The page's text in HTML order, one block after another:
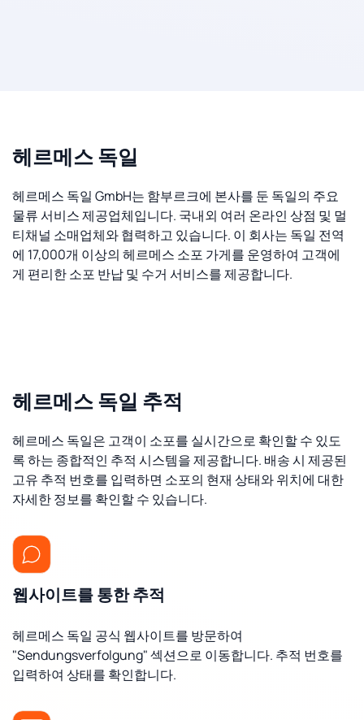
헤르메스 독일
헤르메스 독일 GmbH는 함부르크에 본사를 둔 독일의 주요
물류 서비스 제공업체입니다. 국내외 여러 온라인 상점 및 멀
티채널 소매업체와 협력하고 있습니다. 이 회사는 독일 전역
에 17,000개 이상의 헤르메스 소포 가게를 운영하여 고객에
게 편리한 소포 반납 및 수거 서비스를 제공합니다.
헤르메스 독일 추적
헤르메스 독일은 고객이 소포를 실시간으로 확인할 수 있도
록 하는 종합적인 추적 시스템을 제공합니다. 배송 시 제공된
고유 추적 번호를 입력하면 소포의 현재 상태와 위치에 대한
자세한 정보를 확인할 수 있습니다.
웹사이트를 통한 추적
헤르메스 독일 공식 웹사이트를 방문하여
"Sendungsverfolgung" 섹션으로 이동합니다. 추적 번호를
입력하여 상태를 확인합니다.